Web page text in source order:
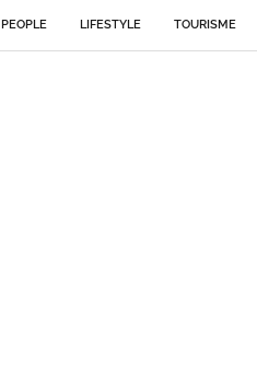
PEOPLE LIFESTYLE TOURISME